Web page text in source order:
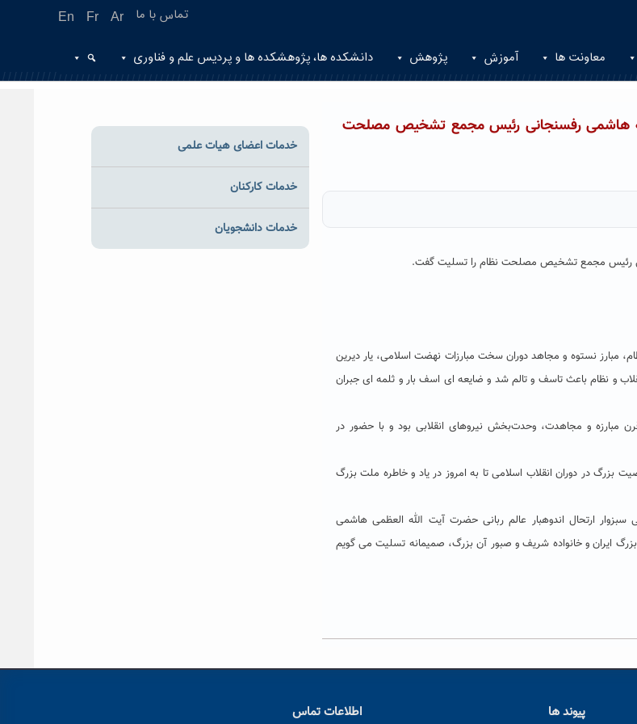
En Fr Ar تماس با ما
معاونت ها آموزش پژوهش دانشکده ها، پژوهشکده ها و پردیس علم و فناوری
هاشمی رفسنجانی رئیس مجمع تشخیص مصلحت
رئیس مجمع تشخیص مصلحت نظام را تسلیت گفت.
نستوه و مجاهد دوران سخت مبارزات نهضت اسلامی، یار دیرین
و نظام باعث تاسف و تالم شد و ضایعه ای اسف بار و ثلمه ای جبران
مبارزه و مجاهدت، وحدت‌بخش نیروهای انقلابی بود و با حضور در
در دوران انقلاب اسلامی تا به امروز در یاد و خاطره ملت بزرگ
ارتحال اندوهبار عالم ربانی حضرت آیت الله العظمی هاشمی
ایران و خانواده شریف و صبور آن بزرگ، صمیمانه تسلیت می گویم
خدمات اعضای هیات علمی
خدمات کارکنان
خدمات دانشجویان
پیوند ها اطلاعات تماس